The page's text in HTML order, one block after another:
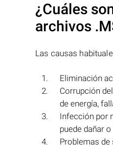
¿Cuáles
archivos
Las causas
Eliminación
Corrupción
de energía,
Infección por
puede dañar
Problemas